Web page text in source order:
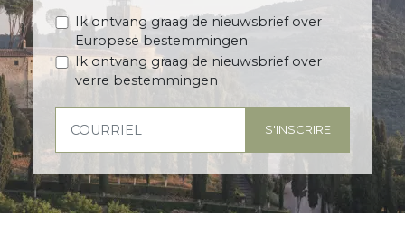
Ik ontvang graag de nieuwsbrief over
Europese bestemmingen
Ik ontvang graag de nieuwsbrief over
verre bestemmingen
S'INSCRIRE